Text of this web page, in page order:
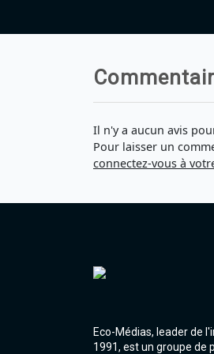
Il n'y a aucun avis
Pour laisser un
connectez-vous à
Eco-Médias, leader de
1991, est un groupe de